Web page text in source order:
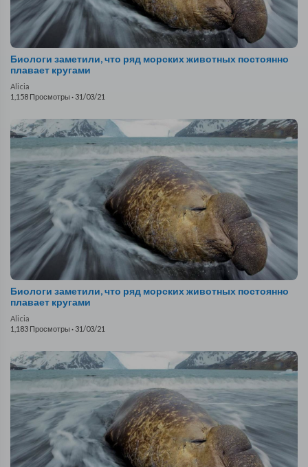
Биологи заметили, что ряд морских животных постоянно
плавает кругами
Alicia
1,158 Просмотры · 31/03/21
Биологи заметили, что ряд морских животных постоянно
плавает кругами
Alicia
1,183 Просмотры · 31/03/21